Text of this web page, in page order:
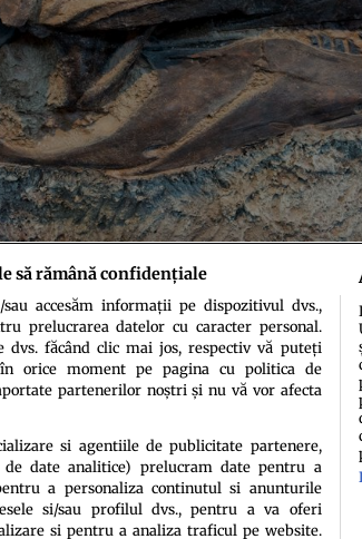
Politica de confidenţialitatePolitica de
să rămână confidențiale
accesăm informații pe dispozitivul dvs.,
prelucrarea datelor cu caracter personal.
dvs. făcând clic mai jos, respectiv vă puteți
orice moment pe pagina cu politica de
partenerilor noștri și nu vă vor afecta
si agentiile de publicitate partenere,
date analitice) prelucram date pentru a
a personaliza continutul si anunturile
si/sau profilul dvs., pentru a va oferi
si pentru a analiza traficul pe website.